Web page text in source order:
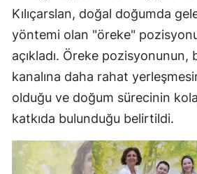
Kılıçarslan, doğal doğumda
yöntemi olan "öreke"
açıkladı. Öreke pozisyonunun,
kanalına daha rahat
olduğu ve doğum sürecinin
katkıda bulunduğu belirtildi.